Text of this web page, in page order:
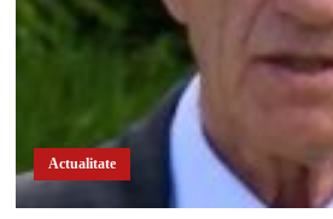
Actualitate